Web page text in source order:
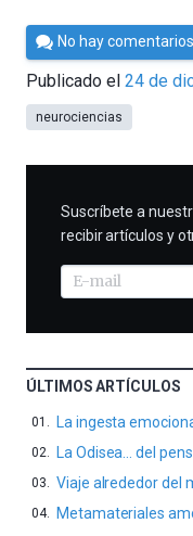
Por
Cultura
Cientifica
No hay comentarios
Publicado el 24 de
neurociencias
SUSCRIBIRME
Suscríbete a
recibir artículos y
ÚLTIMOS ARTÍCULOS
La ingesta
La Odisea… del
Viaje alrededor del
Metamateriales